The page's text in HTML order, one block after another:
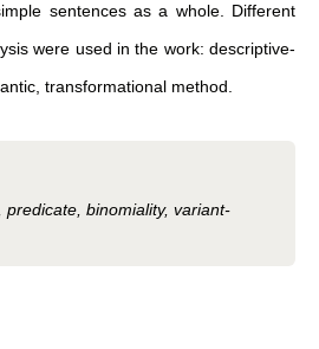
sentences as a whole. Different
were used in the work: descriptive-
transformational method.
predicate, binomiality, variant-